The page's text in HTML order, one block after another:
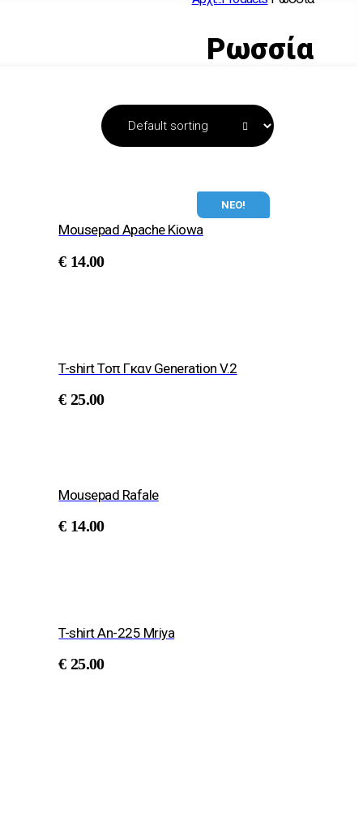
Ρωσσία
ΝΕΟ!
Mousepad Apache Kiowa
€ 14.00
T-shirt Τοπ Γκαν Generation V.2
€ 25.00
Mousepad Rafale
€ 14.00
T-shirt An-225 Mriya
€ 25.00